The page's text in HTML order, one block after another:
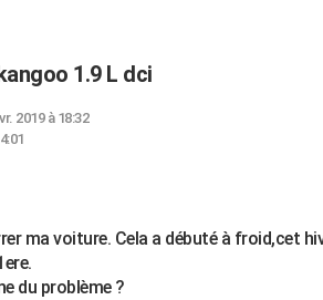
1.9 L dci
2019 à 18:32
ma voiture. Cela a débuté à froid,cet
du problème ?